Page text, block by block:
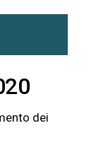
dei